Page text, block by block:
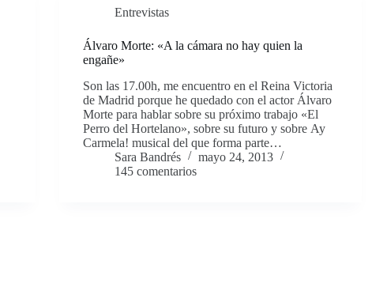
Entrevistas
Álvaro Morte: «A la cámara no hay quien la
engañe»
Son las 17.00h, me encuentro en el Reina Victoria
de Madrid porque he quedado con el actor Álvaro
Morte para hablar sobre su próximo trabajo «El
Perro del Hortelano», sobre su futuro y sobre Ay
Carmela! musical del que forma parte…
Sara Bandrés
mayo 24, 2013
145 comentarios